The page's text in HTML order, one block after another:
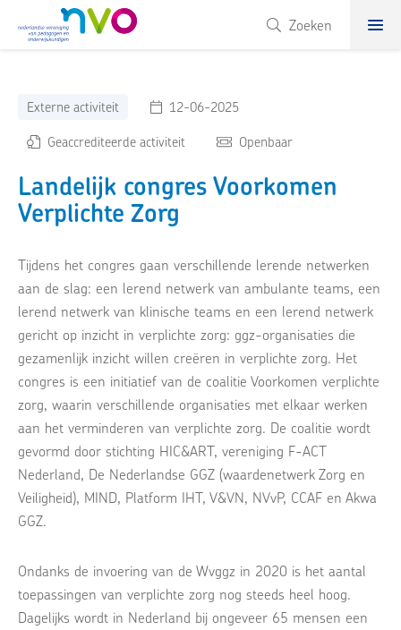
NVO Zoeken
Externe activiteit
12-06-2025
Geaccrediteerde activiteit
Openbaar
Landelijk congres Voorkomen
Verplichte Zorg
Tijdens het congres gaan verschillende lerende netwerken
aan de slag: een lerend netwerk van ambulante teams, een
lerend netwerk van klinische teams en een lerend netwerk
gericht op inzicht in verplichte zorg: ggz-organisaties die
gezamenlijk inzicht willen creëren in verplichte zorg. Het
congres is een initiatief van de coalitie Voorkomen verplichte
zorg, waarin verschillende organisaties met elkaar werken
aan het verminderen van verplichte zorg. De coalitie wordt
gevormd door stichting HIC&ART, vereniging F-ACT
Nederland, De Nederlandse GGZ (waardenetwerk Zorg en
Veiligheid), MIND, Platform IHT, V&VN, NVvP, CCAF en Akwa
GGZ.
Ondanks de invoering van de Wvggz in 2020 is het aantal
toepassingen van verplichte zorg nog steeds heel hoog.
Dagelijks wordt in Nederland bij ongeveer 65 mensen een